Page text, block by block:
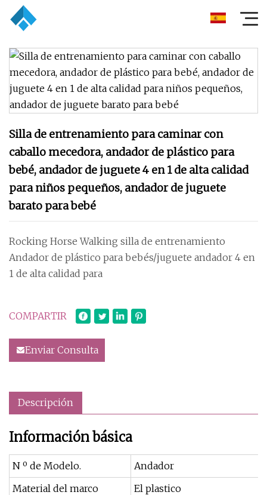
Silla de entrenamiento para caminar con
caballo mecedora, andador de plástico para
bebé, andador de juguete 4 en 1 de alta calidad
para niños pequeños, andador de juguete
barato para bebé
Rocking Horse Walking silla de entrenamiento
Andador de plástico para bebés/juguete andador 4 en
1 de alta calidad para
COMPARTIR
Enviar Consulta
Descripción
Información básica
N º de Modelo.
Andador
Material del marco
El plastico